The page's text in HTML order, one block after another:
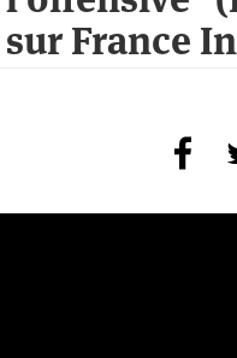
sur France